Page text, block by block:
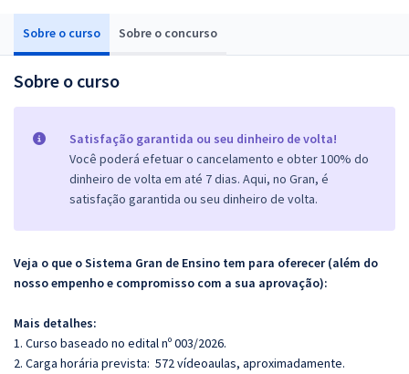
Sobre o curso Sobre o concurso
Sobre o curso
Satisfação garantida ou seu dinheiro de volta!
Você poderá efetuar o cancelamento e obter 100% do
dinheiro de volta em até 7 dias. Aqui, no Gran, é
satisfação garantida ou seu dinheiro de volta.
Veja o que o Sistema Gran de Ensino tem para oferecer (além do
nosso empenho e compromisso com a sua aprovação):
Mais detalhes:
1. Curso baseado no edital nº 003/2026.
2. Carga horária prevista: 572 vídeoaulas, aproximadamente.